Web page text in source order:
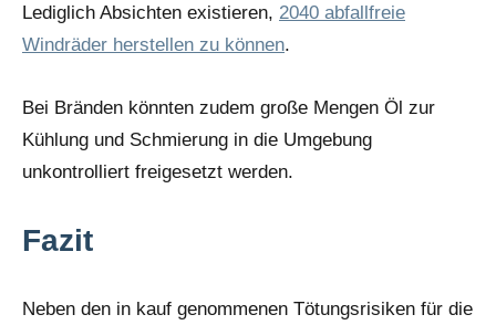
Lediglich Absichten existieren, 2040 abfallfreie
Windräder herstellen zu können.
Bei Bränden könnten zudem große Mengen Öl zur
Kühlung und Schmierung in die Umgebung
unkontrolliert freigesetzt werden.
Fazit
Neben den in kauf genommenen Tötungsrisiken für die